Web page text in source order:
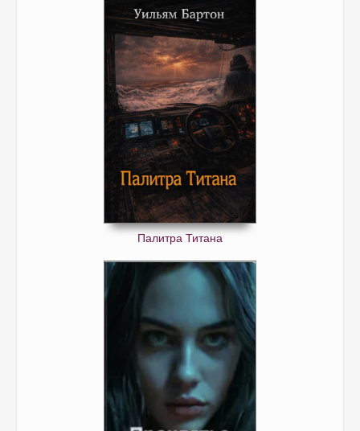
Палитра Титана